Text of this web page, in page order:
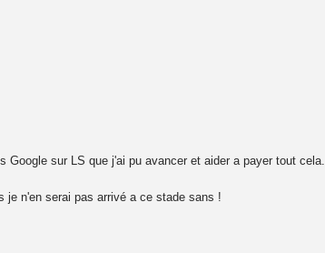
sur LS que j'ai pu avancer et aider a payer tout cela.
je n'en serai pas arrivé a ce stade sans !